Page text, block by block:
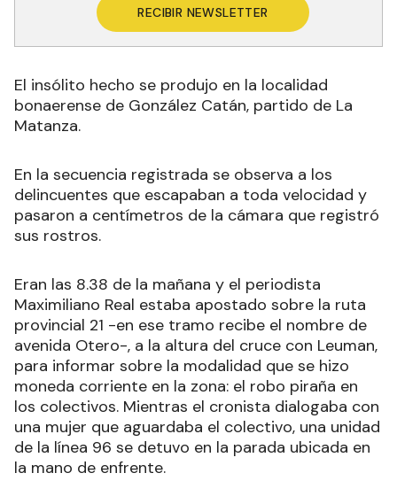
RECIBIR NEWSLETTER
El insólito hecho se produjo en la localidad
bonaerense de González Catán, partido de La
Matanza.
En la secuencia registrada se observa a los
delincuentes que escapaban a toda velocidad y
pasaron a centímetros de la cámara que registró
sus rostros.
Eran las 8.38 de la mañana y el periodista
Maximiliano Real estaba apostado sobre la ruta
provincial 21 -en ese tramo recibe el nombre de
avenida Otero-, a la altura del cruce con Leuman,
para informar sobre la modalidad que se hizo
moneda corriente en la zona: el robo piraña en
los colectivos. Mientras el cronista dialogaba con
una mujer que aguardaba el colectivo, una unidad
de la línea 96 se detuvo en la parada ubicada en
la mano de enfrente.